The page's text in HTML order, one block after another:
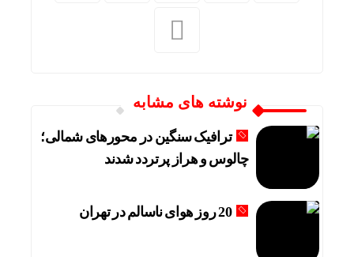
نوشته های مشابه
ترافیک سنگین در محورهای شمالی؛
چالوس و هراز پرتردد شدند
20 روز هوای ناسالم در تهران